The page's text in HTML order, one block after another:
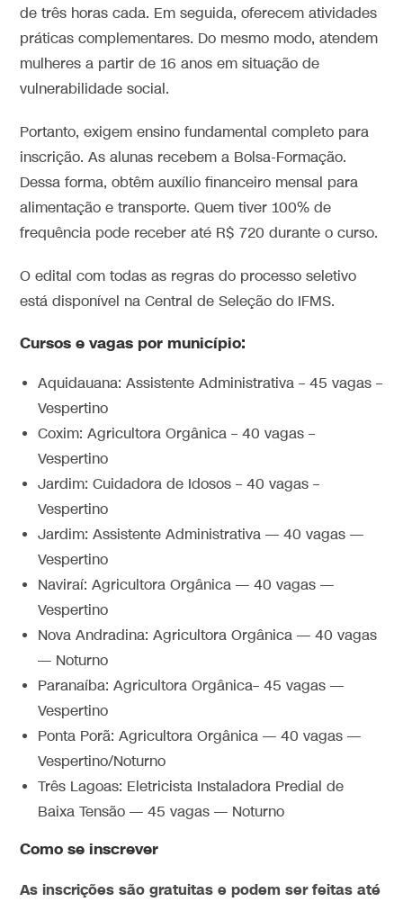
de três horas cada. Em seguida, oferecem atividades
práticas complementares. Do mesmo modo, atendem
mulheres a partir de 16 anos em situação de
vulnerabilidade social.
Portanto, exigem ensino fundamental completo para
inscrição. As alunas recebem a Bolsa-Formação.
Dessa forma, obtêm auxílio financeiro mensal para
alimentação e transporte. Quem tiver 100% de
frequência pode receber até R$ 720 durante o curso.
O edital com todas as regras do processo seletivo
está disponível na Central de Seleção do IFMS.
Cursos e vagas por município:
Aquidauana: Assistente Administrativa – 45 vagas –
Vespertino
Coxim: Agricultora Orgânica – 40 vagas –
Vespertino
Jardim: Cuidadora de Idosos – 40 vagas –
Vespertino
Jardim: Assistente Administrativa — 40 vagas —
Vespertino
Naviraí: Agricultora Orgânica — 40 vagas —
Vespertino
Nova Andradina: Agricultora Orgânica — 40 vagas
— Noturno
Paranaíba: Agricultora Orgânica– 45 vagas —
Vespertino
Ponta Porã: Agricultora Orgânica — 40 vagas —
Vespertino/Noturno
Três Lagoas: Eletricista Instaladora Predial de
Baixa Tensão — 45 vagas — Noturno
Como se inscrever
As inscrições são gratuitas e podem ser feitas até